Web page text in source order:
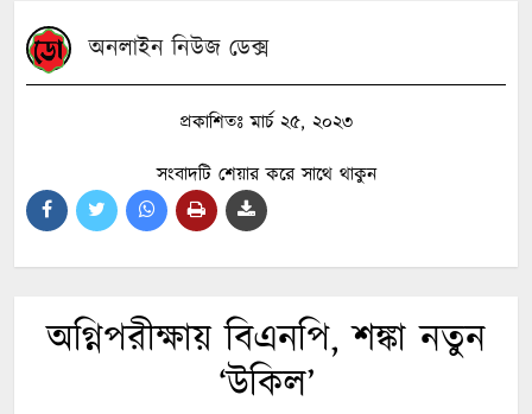
অনলাইন নিউজ ডেক্স
প্রকাশিতঃ মার্চ ২৫, ২০২৩
সংবাদটি শেয়ার করে সাথে থাকুন
অগ্নিপরীক্ষায় বিএনপি, শঙ্কা নতুন
‘উকিল’